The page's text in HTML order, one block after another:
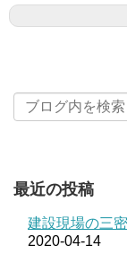
最近の投稿
建設現場の三
2020-04-14